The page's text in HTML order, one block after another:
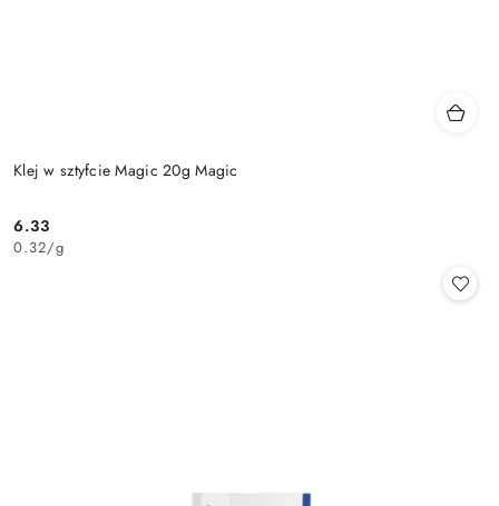
Klej w sztyfcie Magic 20g Magic
Cena:
6.33
0.32/g